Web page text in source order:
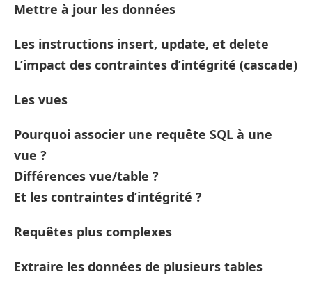
Mettre à jour les données
Les instructions insert, update, et delete
L’impact des contraintes d’intégrité (cascade)
Les vues
Pourquoi associer une requête SQL à une
vue ?
Différences vue/table ?
Et les contraintes d’intégrité ?
Requêtes plus complexes
Extraire les données de plusieurs tables